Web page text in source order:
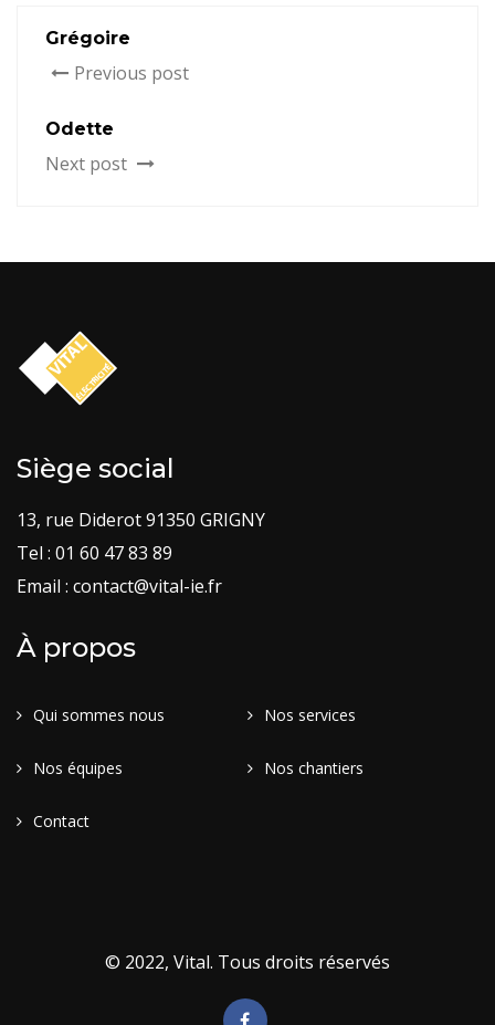
Grégoire
Previous post
Odette
Next post
Siège social
13, rue Diderot 91350 GRIGNY
Tel : 01 60 47 83 89
Email : contact@vital-ie.fr
À propos
Qui sommes nous Nos services
Nos équipes Nos chantiers
Contact
© 2022, Vital. Tous droits réservés